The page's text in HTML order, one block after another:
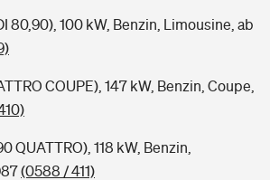
80,90), 100 kW, Benzin, Limousine, ab
COUPE), 147 kW, Benzin, Coupe,
QUATTRO), 118 kW, Benzin,
(0588 / 411)